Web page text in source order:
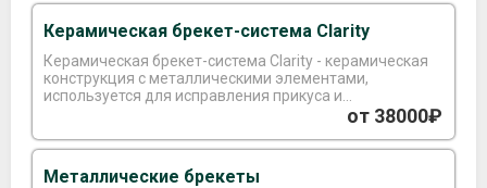
Керамическая брекет-система Clarity
Керамическая брекет-система Clarity - керамическая
конструкция с металлическими элементами,
используется для исправления прикуса и
от 38000₽
Металлические брекеты